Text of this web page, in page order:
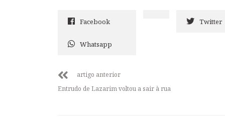
Facebook Twitter
Whatsapp
artigo anterior
Entrudo de Lazarim voltou a sair à rua